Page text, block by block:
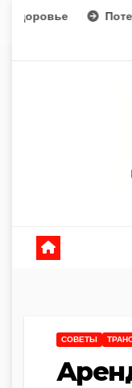
Потери врага по
СОВЕТЫ